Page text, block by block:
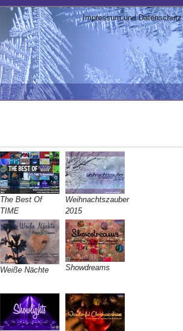
Impressum und Datenschutz
The Best Of
TIME
Weihnachtszauber
2015
Weiße Nächte Showdreams